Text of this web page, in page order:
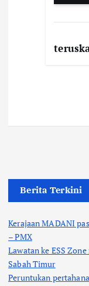
Berita Terkini
Kerajaan MADANI
– PMX
Lawatan ke ESS
Sabah Timur
Peruntukan